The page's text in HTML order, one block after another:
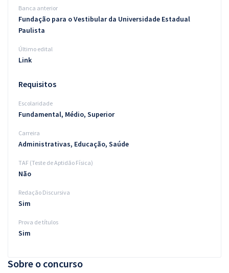
Atendimento
Sobre o concurso
Banca anterior
Fundação para o Vestibular da Universidade Estadual
Paulista
Último edital
Link
Requisitos
Escolaridade
Fundamental, Médio, Superior
Carreira
Administrativas, Educação, Saúde
TAF (Teste de Aptidão Física)
Não
Redação Discursiva
Sim
Prova de títulos
Sim